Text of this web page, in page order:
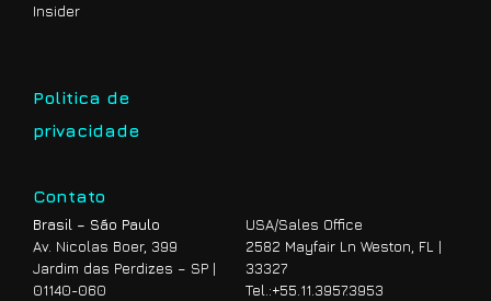
Insider
Politica de
privacidade
Contato
Brasil – São Paulo
Av. Nicolas Boer, 399
Jardim das Perdizes – SP |
01140-060
USA/Sales Office
2582 Mayfair Ln Weston, FL |
33327
Tel.:+55.11.3957.3953